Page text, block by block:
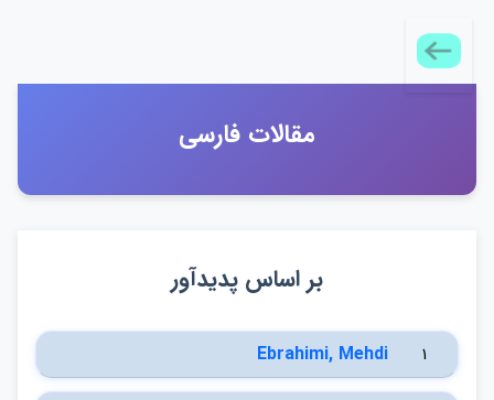
مقالات فارسي
بر اساس پديدآور
1
Ebrahimi, Mehdi